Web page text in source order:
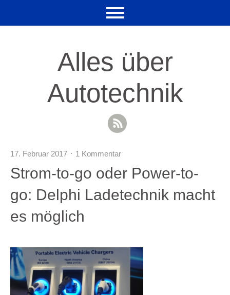
Alles über
Autotechnik
RSS Feed
17. Februar 2017 1 Kommentar
Strom-to-go oder Power-to-
go: Delphi Ladetechnik macht
es möglich